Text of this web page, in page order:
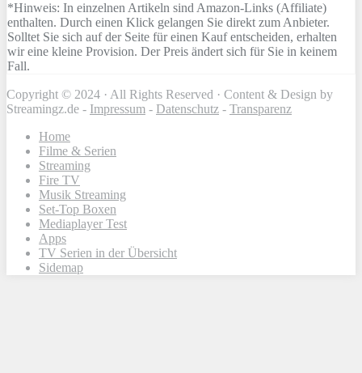
*Hinweis: In einzelnen Artikeln sind Amazon-Links (Affiliate)
enthalten. Durch einen Klick gelangen Sie direkt zum Anbieter.
Solltet Sie sich auf der Seite für einen Kauf entscheiden, erhalten
wir eine kleine Provision. Der Preis ändert sich für Sie in keinem
Fall.
Copyright © 2024 · All Rights Reserved · Content & Design by
Streamingz.de - Impressum - Datenschutz - Transparenz
Home
Filme & Serien
Streaming
Fire TV
Musik Streaming
Set-Top Boxen
Mediaplayer Test
Apps
TV Serien in der Übersicht
Sidemap